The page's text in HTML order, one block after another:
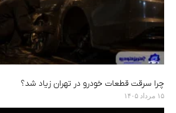
چرا سرقت قطعات خودرو در تهران زیاد شد؟
۱۵ مرداد ۱۴۰۵